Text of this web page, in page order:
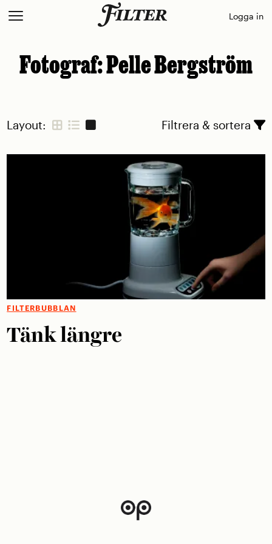
Skip
Logga in
Fotograf:Pelle Bergström
Layout: Filtrera & sortera
FILTERBUBBLAN
Tänk längre